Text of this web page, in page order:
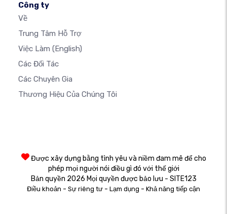
Công ty
Về
Trung Tâm Hỗ Trợ
Việc Làm (English)
Các Đối Tác
Các Chuyên Gia
Thương Hiệu Của Chúng Tôi
Được xây dựng bằng tình yêu và niềm đam mê để cho
phép mọi người nói điều gì đó với thế giới
Bản quyền 2026 Mọi quyền được bảo lưu - SITE123
Điều khoản - Sự riêng tư - Lạm dụng - Khả năng tiếp cận